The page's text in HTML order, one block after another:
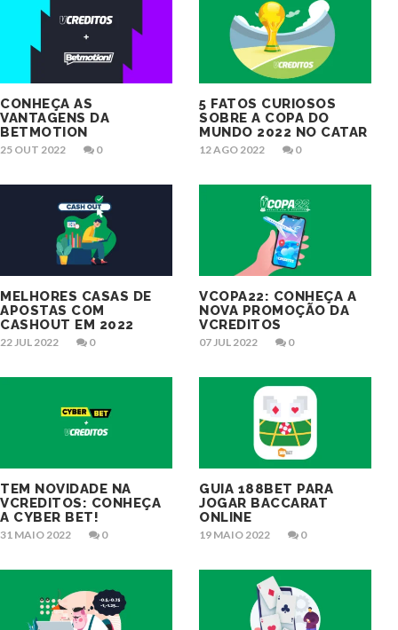
CONHEÇA AS
VANTAGENS DA
BETMOTION
25 OUT 2022 0
5 FATOS CURIOSOS
SOBRE A COPA DO
MUNDO 2022 NO CATAR
12 AGO 2022 0
MELHORES CASAS DE
APOSTAS COM
CASHOUT EM 2022
22 JUL 2022 0
VCOPA22: CONHEÇA A
NOVA PROMOÇÃO DA
VCREDITOS
07 JUL 2022 0
TEM NOVIDADE NA
VCREDITOS: CONHEÇA
A CYBER BET!
31 MAIO 2022 0
GUIA 188BET PARA
JOGAR BACCARAT
ONLINE
19 MAIO 2022 0